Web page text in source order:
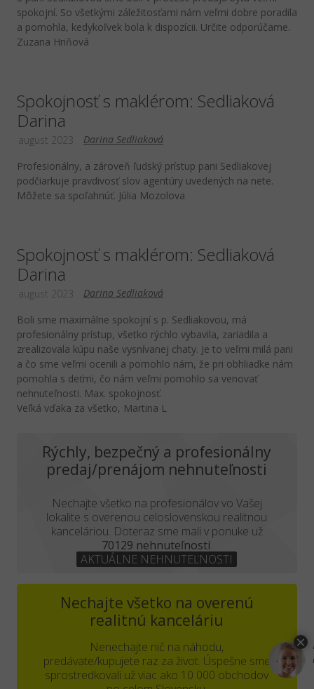
spokojní. So všetkými záležitosťami nám veľmi dobre poradila
a pomohla, kedykoľvek bola k dispozícii. Určite odporúčame.
Zuzana Hriňová
Spokojnosť s maklérom: Sedliaková
Darina
Darina Sedliaková
august 2023
Profesionálny, a zároveň ľudský prístup pani Sedliakovej
podčiarkuje pravdivosť slov agentúry uvedených na nete.
Môžete sa spoľahnúť. Júlia Mozolova
Spokojnosť s maklérom: Sedliaková
Darina
Darina Sedliaková
august 2023
Boli sme maximálne spokojní s p. Sedliakovou, má
profesionálny prístup, všetko rýchlo vybavila, zariadila a
zrealizovala kúpu naše vysnívanej chaty. Je to veľmi milá pani
a čo sme veľmi ocenili a pomohlo nám, že pri obhliadke nám
pomohla s deťmi, čo nám veľmi pomohlo sa venovať
nehnuteľnosti. Max. spokojnosť.
Veľká vďaka za všetko, Martina L
Rýchly, bezpečný a profesionálny
predaj/prenájom nehnuteľnosti
Nechajte všetko na profesionálov vo Vašej
lokalite s overenou celoslovenskou realitnou
kanceláriou. Doteraz sme mali v ponuke už
70129 nehnuteľností.
AKTUÁLNE NEHNUTEĽNOSTI
Nechajte všetko na overenú
realitnú kanceláriu
Nenechajte nič na náhodu,
predávate/kupujete raz za život. Úspešne sme
sprostredkovali už viac ako 10 000 obchodov